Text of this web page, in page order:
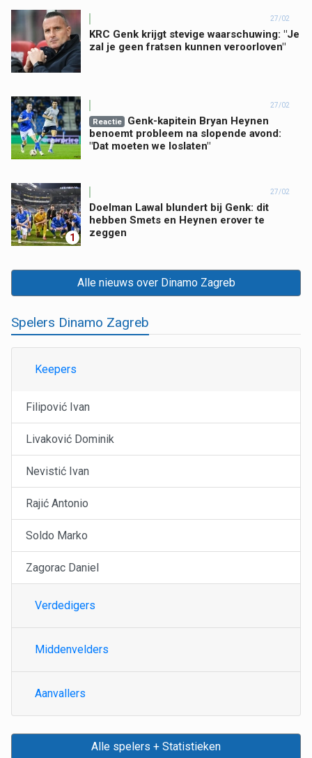
27/02
KRC Genk krijgt stevige waarschuwing: "Je
zal je geen fratsen kunnen veroorloven"
27/02
Reactie
Genk-kapitein Bryan Heynen
benoemt probleem na slopende avond:
"Dat moeten we loslaten"
1
27/02
Doelman Lawal blundert bij Genk: dit
hebben Smets en Heynen erover te
zeggen
Alle nieuws over Dinamo Zagreb
Spelers Dinamo Zagreb
Keepers
Filipović Ivan
Livaković Dominik
Nevistić Ivan
Rajić Antonio
Soldo Marko
Zagorac Daniel
Verdedigers
Middenvelders
Aanvallers
Alle spelers + Statistieken